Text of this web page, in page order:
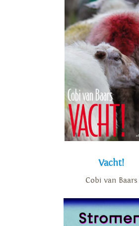
Vacht!
Cobi van Baars